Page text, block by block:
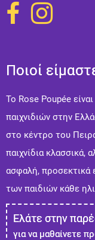
Ποιοί
Το Rose Poupée
παιχνιδιών στην
στο κέντρο του
παιχνίδια κλασσικά,
ασφαλή, προσεκτικά
των παιδιών κάθε
Ελάτε στην
για να μαθαίνετε